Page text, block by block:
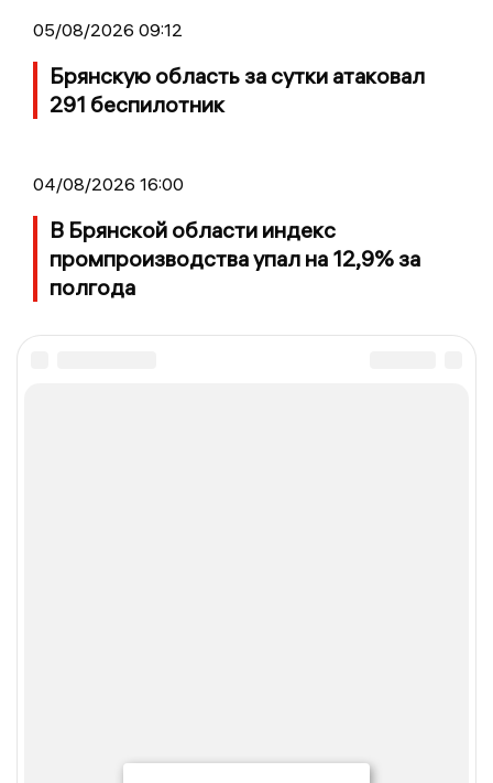
05/08/2026 09:12
Брянскую область за сутки атаковал
291 беспилотник
04/08/2026 16:00
В Брянской области индекс
промпроизводства упал на 12,9% за
полгода